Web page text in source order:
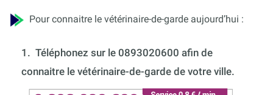
Pour connaitre le vétérinaire-de-garde aujourd’hui :
1. Téléphonez sur le 0893020600 afin de
connaitre le vétérinaire-de-garde de votre ville.